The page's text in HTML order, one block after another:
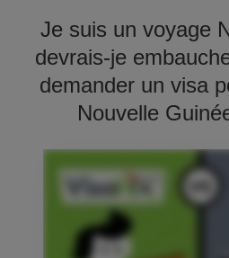
Je suis un voyage
devrais-je
demander un visa
Nouvelle